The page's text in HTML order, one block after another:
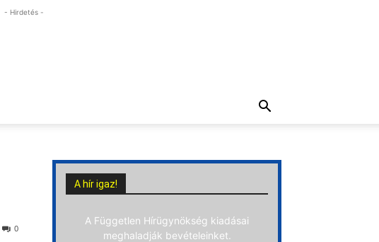
- Hirdetés -
0
A hír igaz!
A Független Hírügynökség kiadásai
meghaladják bevételeinket.